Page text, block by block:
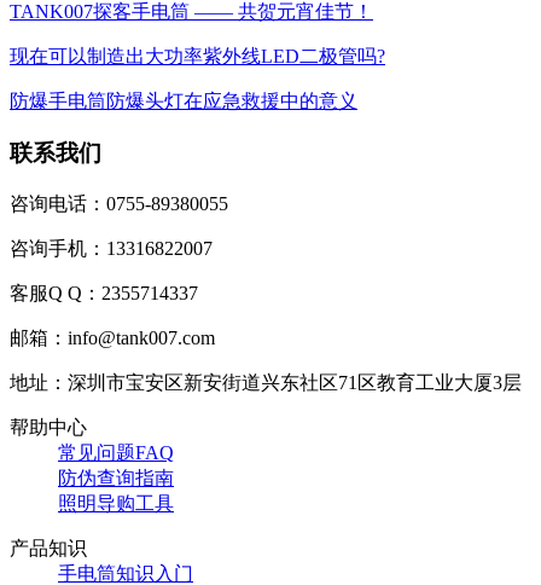
TANK007探客手电筒 —— 共贺元宵佳节！
现在可以制造出大功率紫外线LED二极管吗?
防爆手电筒防爆头灯在应急救援中的意义
联系我们
咨询电话：0755-89380055
咨询手机：13316822007
客服Q Q：2355714337
邮箱：info@tank007.com
地址：深圳市宝安区新安街道兴东社区71区教育工业大厦3层
帮助中心
常见问题FAQ
防伪查询指南
照明导购工具
产品知识
手电筒知识入门